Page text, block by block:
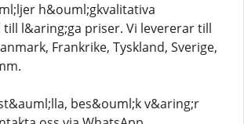
h&ouml;gkvalitativa
l&aring;ga priser. Vi levererar till
Frankrike, Tyskland, Sverige,
bes&ouml;k v&aring;r